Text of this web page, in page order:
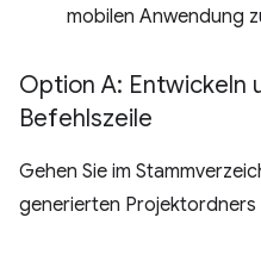
mobilen Anwendung
Option A: Entwickeln
Befehlszeile
Gehen Sie im
generierten Projektordners